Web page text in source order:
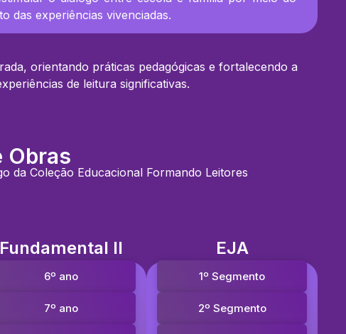
das experiências vivenciadas.
orientando práticas pedagógicas e fortalecendo a
de leitura significativas.
Obras
da Coleção Educacional Formando Leitores
Fundamental II
6º ano
7º ano
EJA
1º Segmento
2º Segmento